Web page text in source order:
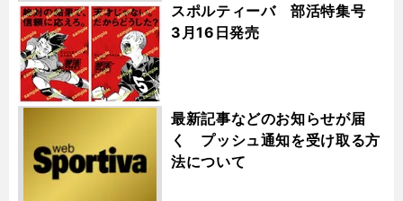
スポルティーバ 部活特集号
3月16日発売
最新記事などのお知らせが届
く プッシュ通知を受け取る方
法について